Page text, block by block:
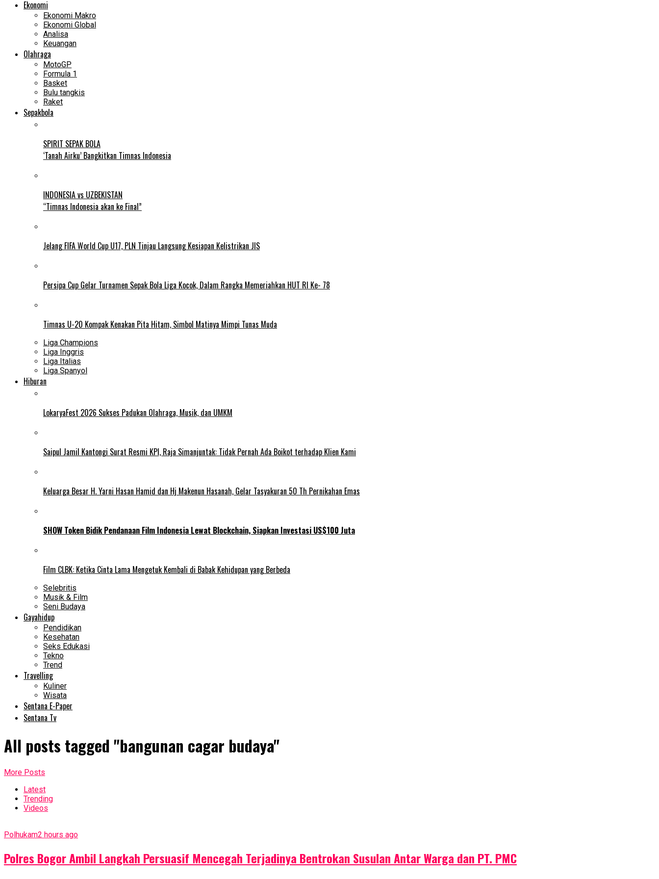
Ekonomi
Ekonomi Makro
Ekonomi Global
Analisa
Keuangan
Olahraga
MotoGP
Formula 1
Basket
Bulu tangkis
Raket
Sepakbola
SPIRIT SEPAK BOLA
‘Tanah Airku’ Bangkitkan Timnas Indonesia
INDONESIA vs UZBEKISTAN
“Timnas Indonesia akan ke Final”
Jelang FIFA World Cup U17, PLN Tinjau Langsung Kesiapan Kelistrikan JIS
Persipa Cup Gelar Turnamen Sepak Bola Liga Kocok, Dalam Rangka Memeriahkan HUT RI Ke- 78
Timnas U-20 Kompak Kenakan Pita Hitam, Simbol Matinya Mimpi Tunas Muda
Liga Champions
Liga Inggris
Liga Italias
Liga Spanyol
Hiburan
LokaryaFest 2026 Sukses Padukan Olahraga, Musik, dan UMKM
Saipul Jamil Kantongi Surat Resmi KPI, Raja Simanjuntak: Tidak Pernah Ada Boikot terhadap Klien Kami
Keluarga Besar H. Yarni Hasan Hamid dan Hj Makenun Hasanah, Gelar Tasyakuran 50 Th Pernikahan Emas
SHOW Token Bidik Pendanaan Film Indonesia Lewat Blockchain, Siapkan Investasi US$100 Juta
Film CLBK: Ketika Cinta Lama Mengetuk Kembali di Babak Kehidupan yang Berbeda
Selebritis
Musik & Film
Seni Budaya
Gayahidup
Pendidikan
Kesehatan
Seks Edukasi
Tekno
Trend
Travelling
Kuliner
Wisata
Sentana E-Paper
Sentana Tv
All posts tagged "bangunan cagar budaya"
More Posts
Latest
Trending
Videos
Polhukam2 hours ago
Polres Bogor Ambil Langkah Persuasif Mencegah Terjadinya Bentrokan Susulan Antar Warga dan PT. PMC